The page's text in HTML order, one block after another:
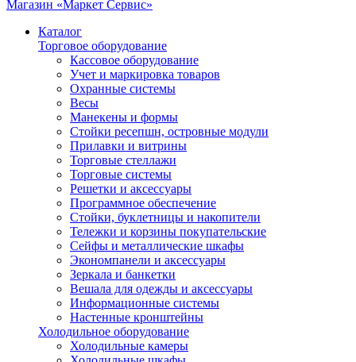
Магазин «Маркет Сервис»
Каталог
Торговое оборудование
Кассовое оборудование
Учет и маркировка товаров
Охранные системы
Весы
Манекены и формы
Стойки ресепшн, островные модули
Прилавки и витрины
Торговые стеллажи
Торговые системы
Решетки и аксессуары
Программное обеспечение
Стойки, буклетницы и накопители
Тележки и корзины покупательские
Сейфы и металлические шкафы
Экономпанели и аксессуары
Зеркала и банкетки
Вешала для одежды и аксессуары
Информационные системы
Настенные кронштейны
Холодильное оборудование
Холодильные камеры